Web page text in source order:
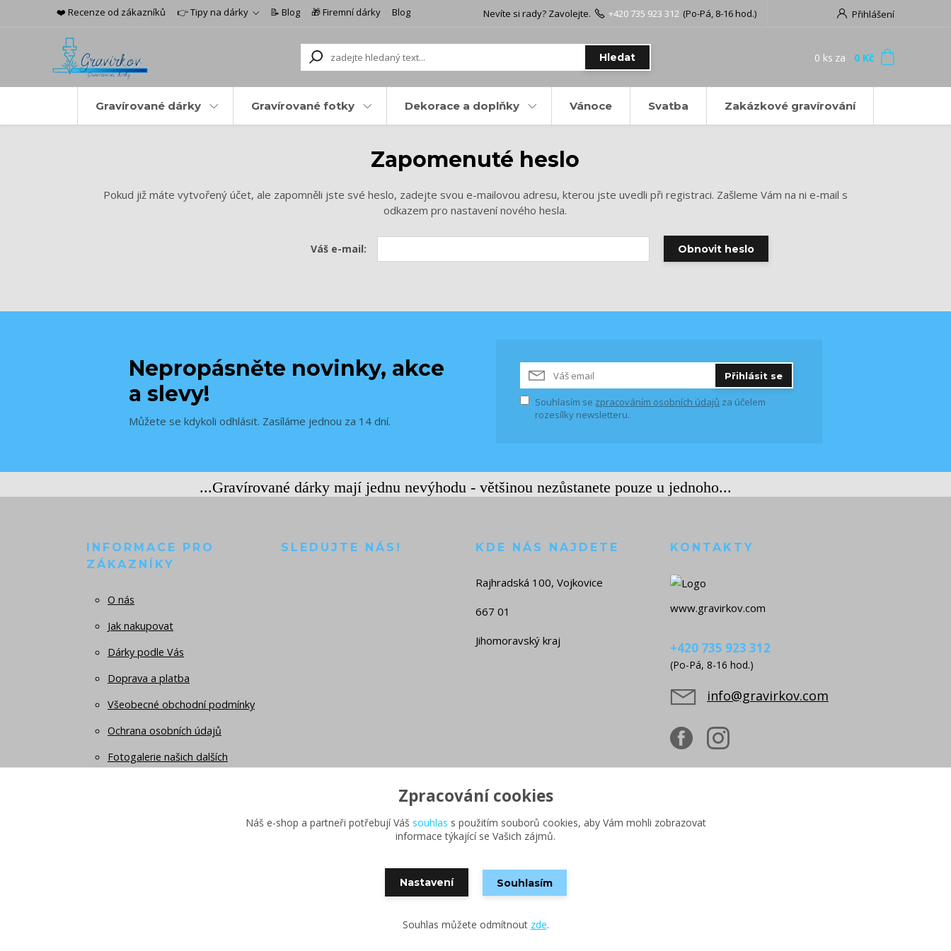
❤️ Recenze od zákazníků 👉 Tipy na dárky 📝 Blog 🎁 Firemní dárky Blog Přihlášení
Hledat
Nevíte si rady? Zavolejte. +420 735 923 312 (Po-Pá, 8-16 hod.)
0 ks za 0 Kč
Gravírované dárky Gravírované fotky Dekorace a doplňky Vánoce Svatba Zakázkové gravírování
Zapomenuté heslo
Pokud již máte vytvořený účet, ale zapomněli jste své heslo, zadejte svou e-mailovou adresu, kterou jste uvedli při registraci. Zašleme Vám na ni e-mail s
odkazem pro nastavení nového hesla.
Váš e-mail: Obnovit heslo
Nepropásněte novinky, akce
a slevy!
Můžete se kdykoli odhlásit. Zasíláme jednou za 14 dní.
Přihlásit se
Souhlasím se zpracováním osobních údajů za účelem
rozesílky newsletteru.
...Gravírované dárky mají jednu nevýhodu - většinou nezůstanete pouze u jednoho...
INFORMACE PRO
ZÁKAZNÍKY
O nás
Jak nakupovat
Dárky podle Vás
Doprava a platba
Všeobecné obchodní podmínky
Ochrana osobních údajů
Fotogalerie našich dalších
SLEDUJTE NÁS! KDE NÁS NAJDETE
Rajhradská 100, Vojkovice
667 01
Jihomoravský kraj
KONTAKTY
www.gravirkov.com
+420 735 923 312
(Po-Pá, 8-16 hod.)
info@gravirkov.com
Vytvořeno na
Zpracování cookies
Náš e-shop a partneři potřebují Váš souhlas s použitím souborů cookies, aby Vám mohli zobrazovat
informace týkající se Vašich zájmů.
Nastavení Souhlasím
Souhlas můžete odmítnout zde.